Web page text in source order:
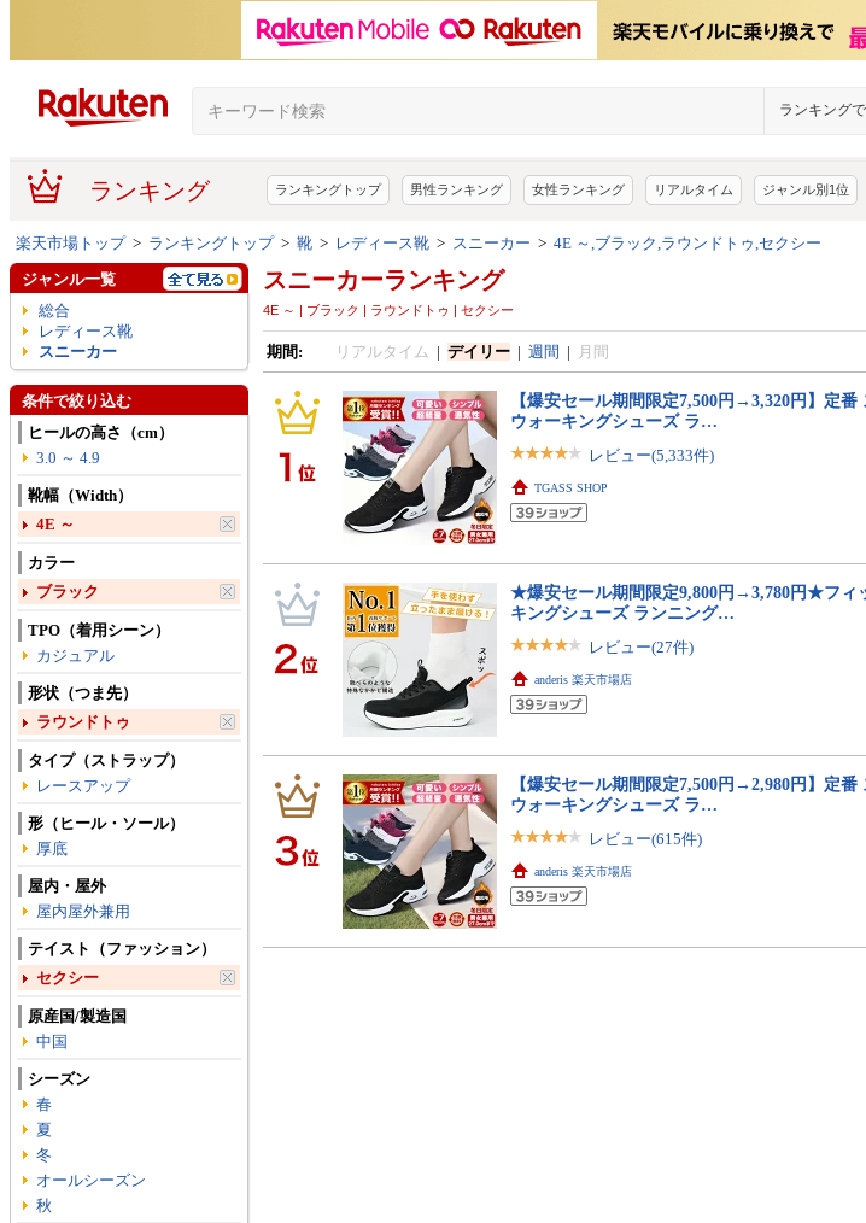
ランキングで
ランキング ランキングトップ 男性ランキング 女性ランキング リアルタイム ジャンル別1位
楽天市場トップ> ランキングトップ> 靴 > レディース靴 > スニーカー > 4E ～,ブラック,ラウンドトゥ,セクシー
スニーカーランキング
4E ～ | ブラック | ラウンドトゥ | セクシー
期間: リアルタイム | デイリー| 週間 | 月間
【爆安セール期間限定7,500円→3,320円】定
ウォーキングシューズ ラ…
レビュー(5,333件)
TGASS SHOP
★爆安セール期間限定9,800円→3,780円★フィ
キングシューズ ランニング…
レビュー(27件)
anderis 楽天市場店
【爆安セール期間限定7,500円→2,980円】定
ウォーキングシューズ ラ…
レビュー(615件)
anderis 楽天市場店
ジャンル一覧
総合
レディース靴
スニーカー
条件で絞り込む
ヒールの高さ（cm）
3.0 ～ 4.9
靴幅（Width）
4E ～
カラー
ブラック
TPO（着用シーン）
カジュアル
形状（つま先）
ラウンドトゥ
タイプ（ストラップ）
レースアップ
形（ヒール・ソール）
厚底
屋内・屋外
屋内屋外兼用
テイスト（ファッション）
セクシー
原産国/製造国
中国
シーズン
春
夏
冬
オールシーズン
秋